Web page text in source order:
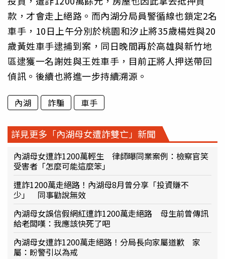
款，才會走上絕路。而內湖分局員警循線也鎖定2名
車手，10日上午分別於桃園和汐止將35歲楊姓與20
歲黃姓車手逮捕到案，同日晚間再於高雄與新竹地
區逮獲一名謝姓與王姓車手，目前正將人押送帶回
偵訊。後續也將進一步持續溯源。
內湖 詐騙 車手
詳見更多「內湖母女遭詐雙亡」新聞
內湖母女遭詐1200萬輕生 律師曝同業案例：檢察官笑
受害者「怎麼可能這麼笨」
遭詐1200萬走絕路！內湖母8月曾分享「投資賺不
少」 同事勸說無效
內湖母女誤信假網紅遭詐1200萬走絕路 母生前曾傳訊
給老闆嘆：我應該快死了吧
內湖母女遭詐1200萬走絕路！分局長向家屬道歉 家
屬：盼警引以為戒